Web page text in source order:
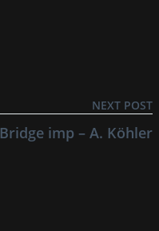
NEXT POST
Bridge imp – A. Köhler